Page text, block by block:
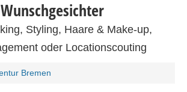
Wunsch­ge­sich­ter
Styling, Haare & Make-up,
oder Locationscouting
Bremen